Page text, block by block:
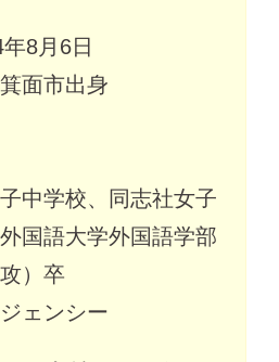
8月6日
面市出身
中学校、同志社女子
国語大学外国語学部
）卒
ェンシー